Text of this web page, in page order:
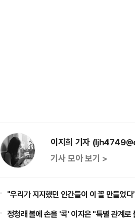
이지희 기자
기사 모아 보기 >
"우리가 지지했던 인간들이 이 꼴 만들었
정청래 볼에 손을 '콕' 이지은 "특별 관계로